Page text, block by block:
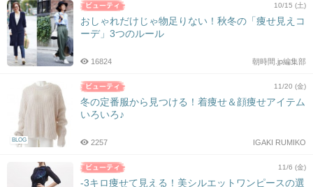
10/15 (土)
おしゃれだけじゃ物足りない！秋冬の「痩せ見えコ
ーデ」3つのルール
朝時間.jp編集部
16824
BLOG
11/20 (金)
冬の定番服から見つける！着痩せ＆顔痩せアイテム
いろいろ♪
IGAKI RUMIKO
2257
11/6 (金)
-3キロ痩せて見える！美シルエットワンピースの選